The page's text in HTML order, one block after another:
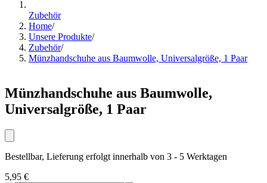
Zubehör
Home/
Unsere Produkte/
Zubehör/
Münzhandschuhe aus Baumwolle, Universalgröße, 1 Paar
Münzhandschuhe aus Baumwolle,
Universalgröße, 1 Paar
Bestellbar, Lieferung erfolgt innerhalb von 3 - 5 Werktagen
5,95 €